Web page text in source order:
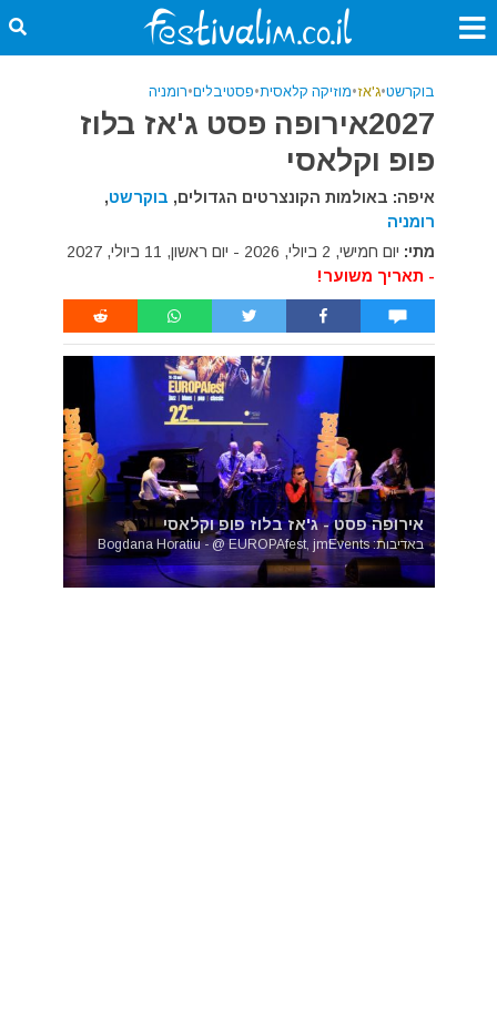
בוקרשט•ג'אז•מוזיקה קלאסית•פסטיבלים•רומניה
2027אירופה פסט ג'אז בלוז
פופ וקלאסי
איפה: באולמות הקונצרטים הגדולים, בוקרשט,
רומניה
מתי: יום חמישי, 2 ביולי, 2026 - יום ראשון, 11 ביולי, 2027
- תאריך משוער!
אירופה פסט - ג'אז בלוז פופ וקלאסי
באדיבות: Bogdana Horatiu - @ EUROPAfest, jmEvents